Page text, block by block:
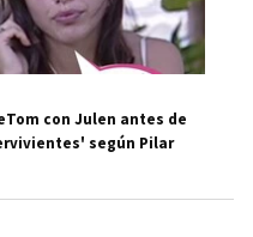
con Julen antes de
según Pilar